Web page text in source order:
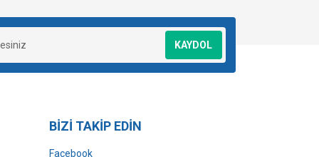
KAYDOL
BİZİ TAKİP EDİN
Facebook